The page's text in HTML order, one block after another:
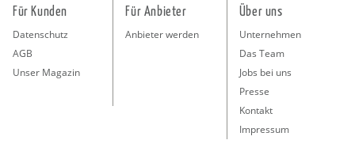
Für Kunden
Datenschutz
AGB
Unser Magazin
Für Anbieter
Anbieter werden
Über uns
Unternehmen
Das Team
Jobs bei uns
Presse
Kontakt
Impressum